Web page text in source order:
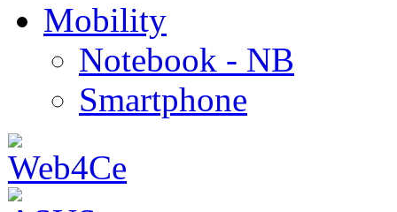
Mobility
Notebook - NB
Smartphone